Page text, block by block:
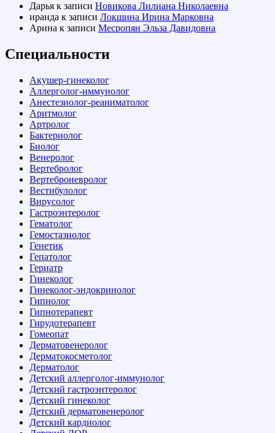
Дарья к записи Новикова Лилиана Николаевна
ираида к записи Локшина Ирина Марковна
Арина к записи Месропян Эльза Давидовна
Специальности
Акушер-гинеколог
Аллерголог-иммунолог
Анестезиолог-реаниматолог
Аритмолог
Артролог
Бактериолог
Биолог
Венеролог
Вертебролог
Вертеброневролог
Вестибулолог
Вирусолог
Гастроэнтеролог
Гематолог
Гемостазиолог
Генетик
Гепатолог
Гериатр
Гинеколог
Гинеколог-эндокринолог
Гипнолог
Гипнотерапевт
Гирудотерапевт
Гомеопат
Дерматовенеролог
Дерматокосметолог
Дерматолог
Детский аллерголог-иммунолог
Детский гастроэнтеролог
Детский гинеколог
Детский дерматовенеролог
Детский кардиолог